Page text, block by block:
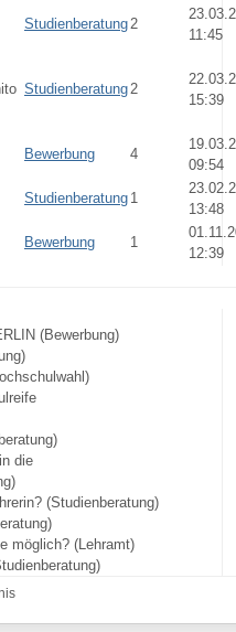
Studienberatung 2
11:45
Studienberatung 2
15:39
Bewerbung 4
09:54
Studienberatung 1
13:48
Bewerbung 1
12:39
(Bewerbung)
die
(Studienberatung)
möglich? (Lehramt)